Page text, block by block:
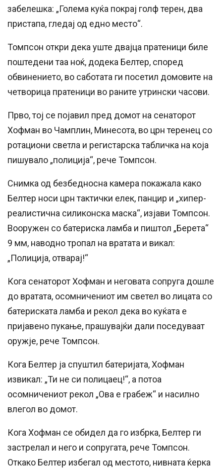
забелешка: „Голема куќа покрај голф терен, два
пристапа, гледај од едно место“.
Томпсон откри дека уште двајца пратеници биле
поштедени таа ноќ, додека Белтер, според
обвинението, во саботата ги посетил домовите на
четворица пратеници во раните утрински часови.
Прво, тој се појавил пред домот на сенаторот
Хофман во Чамплин, Минесота, во црн теренец со
ротациони светла и регистарска табличка на која
пишувало „полиција“, рече Томпсон.
Снимка од безбедносна камера покажала како
Белтер носи црн тактички елек, панцир и „хипер-
реалистична силиконска маска“, изјави Томпсон.
Вооружен со батериска ламба и пиштол „Берета“
9 мм, наводно тропал на вратата и викал:
„Полиција, отварај!“
Кога сенаторот Хофман и неговата сопруга дошле
до вратата, осомничениот им светел во лицата со
батериската ламба и рекол дека во куќата е
пријавено пукање, прашувајќи дали поседуваат
оружје, рече Томпсон.
Кога Белтер ја спуштил батеријата, Хофман
извикал: „Ти не си полицаец!“, а потоа
осомничениот рекол „Ова е грабеж“ и насилно
влегол во домот.
Кога Хофман се обидел да го избрка, Белтер ги
застрелал и него и сопругата, рече Томпсон.
Откако Белтер избегал од местото, нивната ќерка